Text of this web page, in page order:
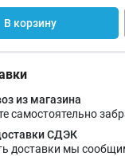
В корзину
из магазина
самостоятельно
СДЭК
доставки мы